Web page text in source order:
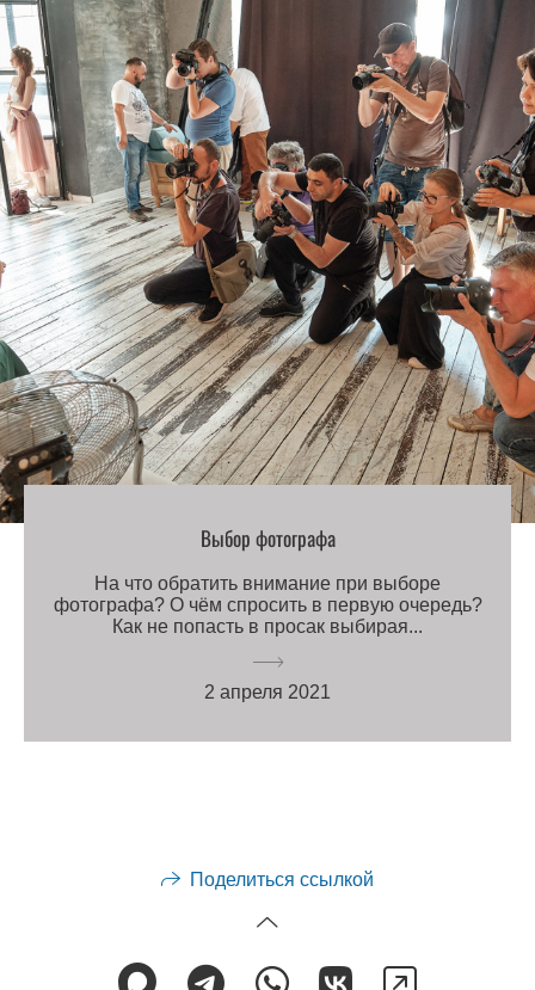
Выбор фотографа
На что обратить внимание при выборе
фотографа? О чём спросить в первую очередь?
Как не попасть в просак выбирая...
2 апреля 2021
Поделиться ссылкой